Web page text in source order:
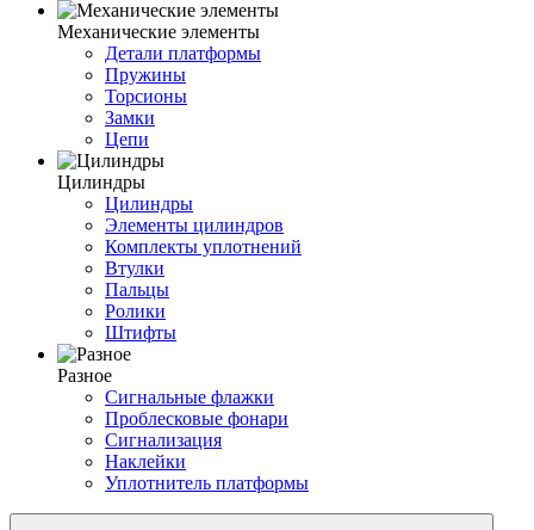
Механические элементы
Детали платформы
Пружины
Торсионы
Замки
Цепи
Цилиндры
Цилиндры
Элементы цилиндров
Комплекты уплотнений
Втулки
Пальцы
Ролики
Штифты
Разное
Сигнальные флажки
Проблесковые фонари
Сигнализация
Наклейки
Уплотнитель платформы